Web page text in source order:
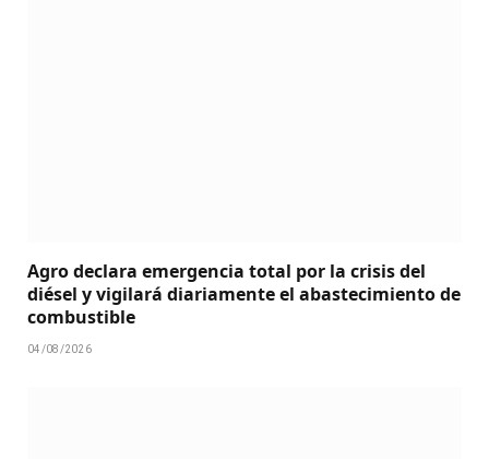
Agro declara emergencia total por la crisis del
diésel y vigilará diariamente el abastecimiento de
combustible
04/08/2026